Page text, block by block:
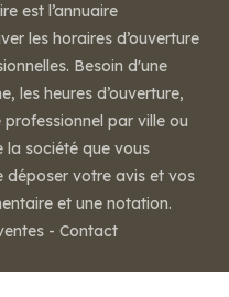
est l’annuaire
les horaires d’ouverture
Besoin d'une
les heures d’ouverture,
professionnel par ville ou
la société que vous
déposer votre avis et vos
et une notation.
- Contact